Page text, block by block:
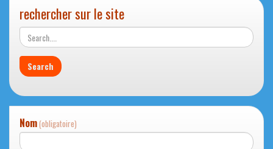
rechercher sur le site
Nom(obligatoire)